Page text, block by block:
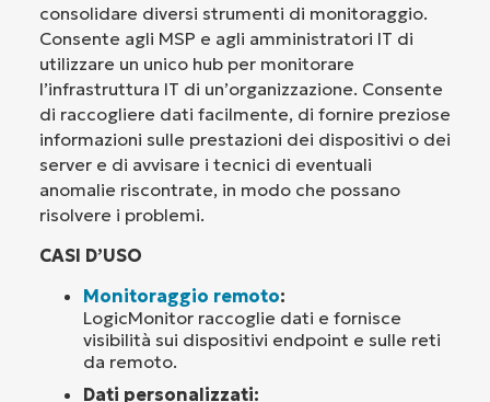
consolidare diversi strumenti di monitoraggio.
Consente agli MSP e agli amministratori IT di
utilizzare un unico hub per monitorare
l’infrastruttura IT di un’organizzazione. Consente
di raccogliere dati facilmente, di fornire preziose
informazioni sulle prestazioni dei dispositivi o dei
server e di avvisare i tecnici di eventuali
anomalie riscontrate, in modo che possano
risolvere i problemi.
CASI D’USO
Monitoraggio remoto:
LogicMonitor raccoglie dati e fornisce
visibilità sui dispositivi endpoint e sulle reti
da remoto.
Dati personalizzati: